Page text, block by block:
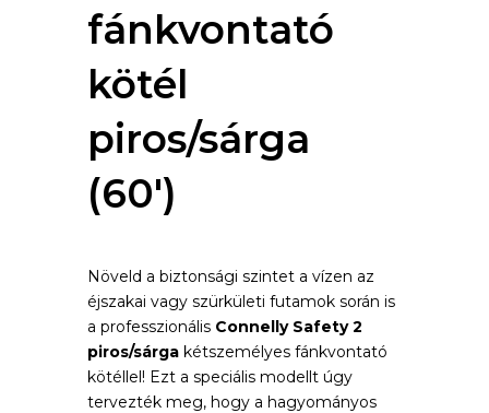
fánkvontató
kötél
piros/sárga
(60′)
Növeld a biztonsági szintet a vízen az
éjszakai vagy szürkületi futamok során is
a professzionális Connelly Safety 2
piros/sárga kétszemélyes fánkvontató
kötéllel! Ezt a speciális modellt úgy
tervezték meg, hogy a hagyományos